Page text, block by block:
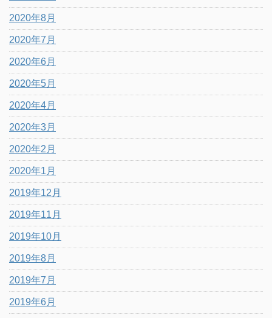
2020年8月
2020年7月
2020年6月
2020年5月
2020年4月
2020年3月
2020年2月
2020年1月
2019年12月
2019年11月
2019年10月
2019年8月
2019年7月
2019年6月